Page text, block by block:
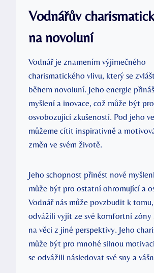
Vodnářův
na novoluní
Vodnář je znamením výjimečného
charismatického vlivu, který se
během novoluní. Jeho energie
myšlení a inovace, což může být
osvobozující zkušeností. Pod jeho
můžeme cítit inspirativně a
změn ve svém životě.
Jeho schopnost přinést nové
může být pro ostatní ohromující a
Vodnář nás může povzbudit k
odvážili vyjít ze své komfortní zóny
na věci z jiné perspektivy. Jeho
může být pro mnohé silnou
se odvážili následovat své sny a